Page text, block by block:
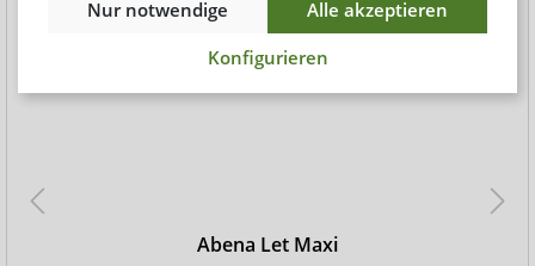
Abena Let Maxi
Nur notwendige
Alle akzeptieren
Konfigurieren